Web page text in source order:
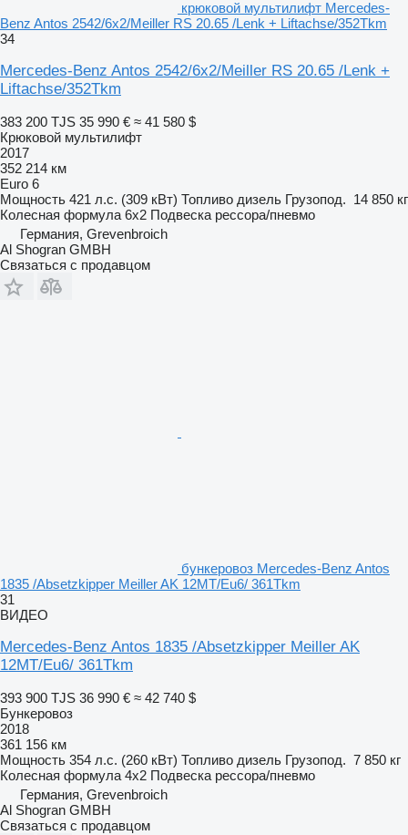
крюковой мультилифт Mercedes-
Benz Antos 2542/6x2/Meiller RS 20.65 /Lenk + Liftachse/352Tkm
34
Mercedes-Benz Antos 2542/6x2/Meiller RS 20.65 /Lenk +
Liftachse/352Tkm
383 200 TJS 35 990 € ≈ 41 580 $
Крюковой мультилифт
2017
352 214 км
Euro 6
Мощность 421 л.с. (309 кВт) Топливо дизель Грузопод. 14 850 кг
Колесная формула 6x2 Подвеска рессора/пневмо
Германия, Grevenbroich
Al Shogran GMBH
Связаться с продавцом
бункеровоз Mercedes-Benz Antos
1835 /Absetzkipper Meiller AK 12MT/Eu6/ 361Tkm
31
ВИДЕО
Mercedes-Benz Antos 1835 /Absetzkipper Meiller AK
12MT/Eu6/ 361Tkm
393 900 TJS 36 990 € ≈ 42 740 $
Бункеровоз
2018
361 156 км
Мощность 354 л.с. (260 кВт) Топливо дизель Грузопод. 7 850 кг
Колесная формула 4x2 Подвеска рессора/пневмо
Германия, Grevenbroich
Al Shogran GMBH
Связаться с продавцом